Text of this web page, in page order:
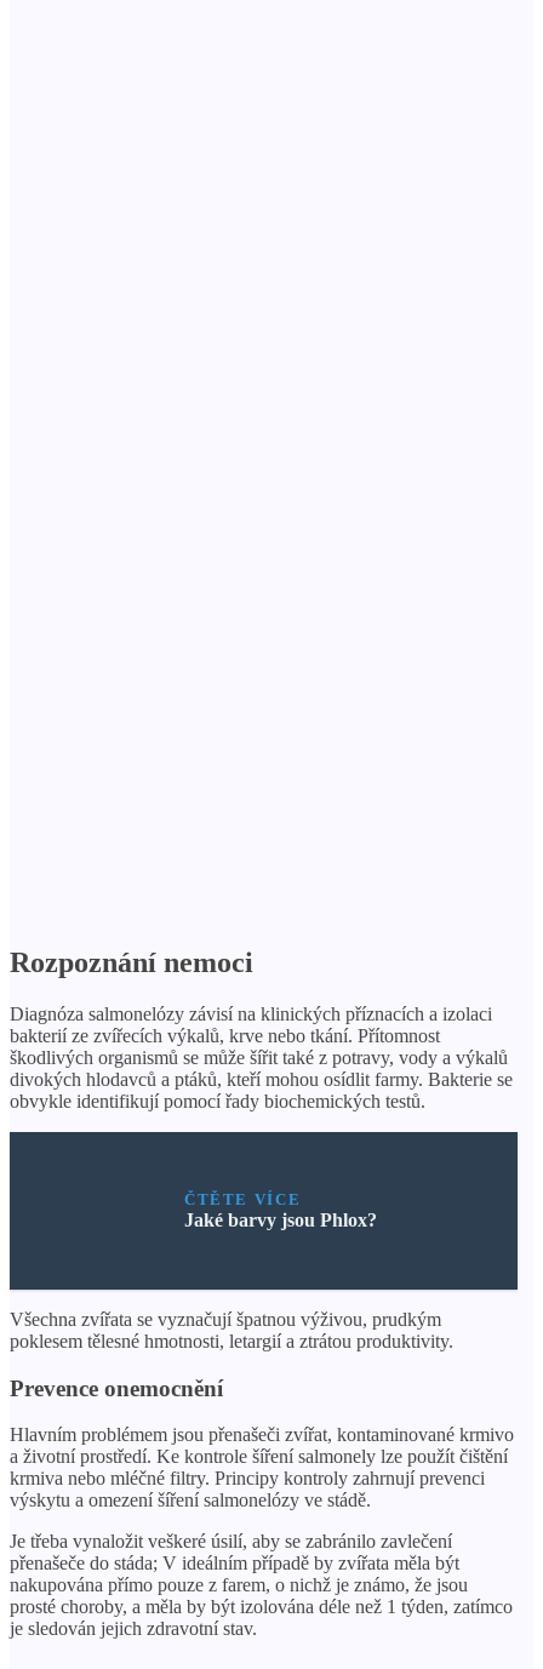
Rozpoznání nemoci
Diagnóza salmonelózy závisí na klinických příznacích a izolaci
bakterií ze zvířecích výkalů, krve nebo tkání. Přítomnost
škodlivých organismů se může šířit také z potravy, vody a výkalů
divokých hlodavců a ptáků, kteří mohou osídlit farmy. Bakterie se
obvykle identifikují pomocí řady biochemických testů.
ČTĚTE VÍCE
Jaké barvy jsou Phlox?
Všechna zvířata se vyznačují špatnou výživou, prudkým
poklesem tělesné hmotnosti, letargií a ztrátou produktivity.
Prevence onemocnění
Hlavním problémem jsou přenašeči zvířat, kontaminované krmivo
a životní prostředí. Ke kontrole šíření salmonely lze použít čištění
krmiva nebo mléčné filtry. Principy kontroly zahrnují prevenci
výskytu a omezení šíření salmonelózy ve stádě.
Je třeba vynaložit veškeré úsilí, aby se zabránilo zavlečení
přenašeče do stáda; V ideálním případě by zvířata měla být
nakupována přímo pouze z farem, o nichž je známo, že jsou
prosté choroby, a měla by být izolována déle než 1 týden, zatímco
je sledován jejich zdravotní stav.